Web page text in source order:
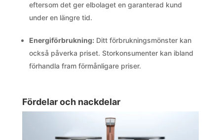
eftersom det ger elbolaget en garanterad kund
under en längre tid.
Energiförbrukning:Ditt förbrukningsmönster kan
också påverka priset. Storkonsumenter kan ibland
förhandla fram förmånligare priser.
Fördelar och nackdelar